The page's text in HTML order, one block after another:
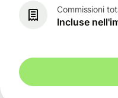
Commissioni
Incluse